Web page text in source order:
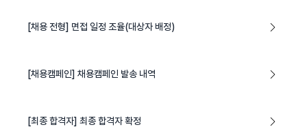
[채용 전형] 면접 일정 조율(대상자 배정)
[채용캠페인] 채용캠페인 발송 내역
[최종 합격자] 최종 합격자 확정